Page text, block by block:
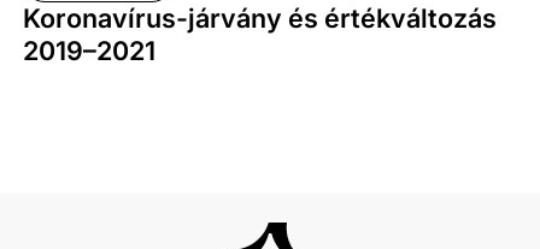
Koronavírus-járvány és értékváltozás
2019–2021